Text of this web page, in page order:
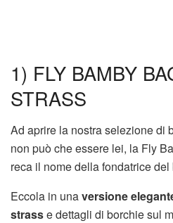
1) FLY BAMBY
STRASS
Ad aprire la nostra selezione di
non può che essere lei, la Fly
reca il nome della fondatrice
Eccola in unaversione
strasse dettagli di borchie sul